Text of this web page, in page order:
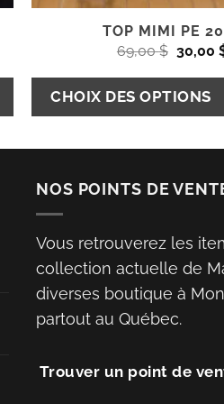
TOP MIMI PE
69,00$ Le
prix
initial
était :
69,00 $.
30,00
CHOIX DES OPTIONS
NOS POINTS DE
Vous retrouverez les
collection actuelle de
diverses boutique à
partout au Québec.
Trouver un point de